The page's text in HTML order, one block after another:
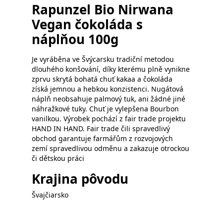
Rapunzel Bio Nirwana
Vegan čokoláda s
náplňou 100g
Je vyráběna ve Švýcarsku tradiční metodou
dlouhého konšování, díky kterému plně vynikne
zprvu skrytá bohatá chuť kakaa a čokoláda
získá jemnou a hebkou konzistenci. Nugátová
náplň neobsahuje palmový tuk, ani žádné jiné
náhražkové tuky. Chuť je vylepšena Bourbon
vanilkou. Výrobek pochází z fair trade projektu
HAND IN HAND. Fair trade čili spravedlivý
obchod garantuje farmářům z rozvojových
zemí spravedlivou odměnu a zakazuje otrockou
či dětskou práci
Krajina pôvodu
Švajčiarsko